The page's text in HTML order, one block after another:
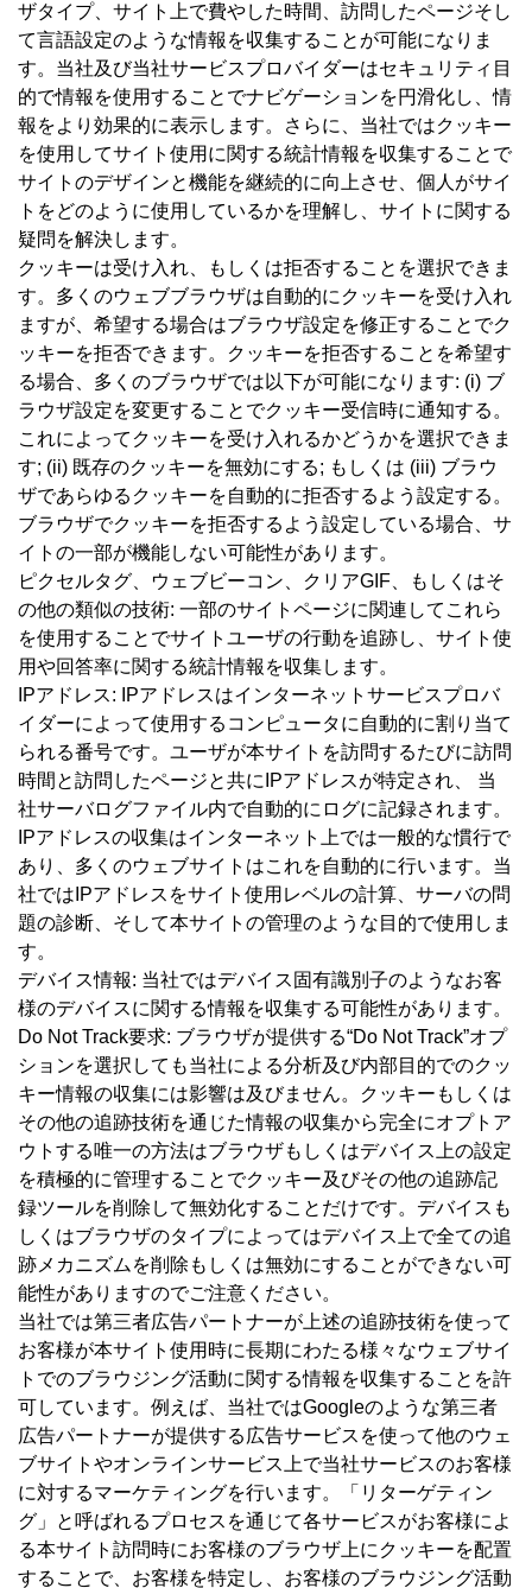
ザタイプ、サイト上で費やした時間、訪問したページそし
て言語設定のような情報を収集することが可能になりま
す。当社及び当社サービスプロバイダーはセキュリティ目
的で情報を使用することでナビゲーションを円滑化し、情
報をより効果的に表示します。さらに、当社ではクッキー
を使用してサイト使用に関する統計情報を収集することで
サイトのデザインと機能を継続的に向上させ、個人がサイ
トをどのように使用しているかを理解し、サイトに関する
疑問を解決します。
クッキーは受け入れ、もしくは拒否することを選択できま
す。多くのウェブブラウザは自動的にクッキーを受け入れ
ますが、希望する場合はブラウザ設定を修正することでク
ッキーを拒否できます。クッキーを拒否することを希望す
る場合、多くのブラウザでは以下が可能になります: (i) ブ
ラウザ設定を変更することでクッキー受信時に通知する。
これによってクッキーを受け入れるかどうかを選択できま
す; (ii) 既存のクッキーを無効にする; もしくは (iii) ブラウ
ザであらゆるクッキーを自動的に拒否するよう設定する。
ブラウザでクッキーを拒否するよう設定している場合、サ
イトの一部が機能しない可能性があります。
ピクセルタグ、ウェブビーコン、クリアGIF、もしくはそ
の他の類似の技術: 一部のサイトページに関連してこれら
を使用することでサイトユーザの行動を追跡し、サイト使
用や回答率に関する統計情報を収集します。
IPアドレス: IPアドレスはインターネットサービスプロバ
イダーによって使用するコンピュータに自動的に割り当て
られる番号です。ユーザが本サイトを訪問するたびに訪問
時間と訪問したページと共にIPアドレスが特定され、 当
社サーバログファイル内で自動的にログに記録されます。
IPアドレスの収集はインターネット上では一般的な慣行で
あり、多くのウェブサイトはこれを自動的に行います。当
社ではIPアドレスをサイト使用レベルの計算、サーバの問
題の診断、そして本サイトの管理のような目的で使用しま
す。
デバイス情報: 当社ではデバイス固有識別子のようなお客
様のデバイスに関する情報を収集する可能性があります。
Do Not Track要求: ブラウザが提供する“Do Not Track”オプ
ションを選択しても当社による分析及び内部目的でのクッ
キー情報の収集には影響は及びません。クッキーもしくは
その他の追跡技術を通じた情報の収集から完全にオプトア
ウトする唯一の方法はブラウザもしくはデバイス上の設定
を積極的に管理することでクッキー及びその他の追跡/記
録ツールを削除して無効化することだけです。デバイスも
しくはブラウザのタイプによってはデバイス上で全ての追
跡メカニズムを削除もしくは無効にすることができない可
能性がありますのでご注意ください。
当社では第三者広告パートナーが上述の追跡技術を使って
お客様が本サイト使用時に長期にわたる様々なウェブサイ
トでのブラウジング活動に関する情報を収集することを許
可しています。例えば、当社ではGoogleのような第三者
広告パートナーが提供する広告サービスを使って他のウェ
ブサイトやオンラインサービス上で当社サービスのお客様
に対するマーケティングを行います。「リターゲティン
グ」と呼ばれるプロセスを通じて各サービスがお客様によ
る本サイト訪問時にお客様のブラウザ上にクッキーを配置
することで、お客様を特定し、お客様のブラウジング活動